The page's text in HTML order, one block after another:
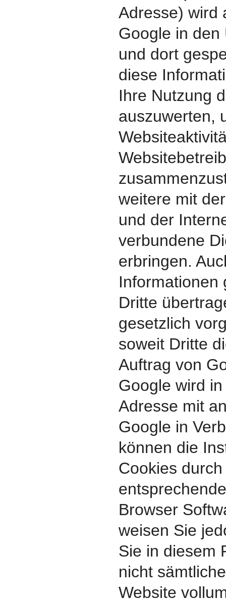
Adresse) wird
Google in den
und dort
diese
Ihre Nutzung
auszuwerten,
weitere mit
und der
verbundene
erbringen.
Informationen
Dritte
gesetzlich
soweit Dritte
Auftrag von
Google wird
Adresse mit
Google in
können die
Cookies
Browser
weisen Sie
Sie in diesem
nicht
Website